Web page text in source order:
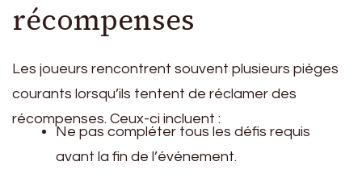
récompenses
Les joueurs rencontrent souvent plusieurs pièges
courants lorsqu’ils tentent de réclamer des
récompenses. Ceux-ci incluent :
Ne pas compléter tous les défis requis
avant la fin de l’événement.